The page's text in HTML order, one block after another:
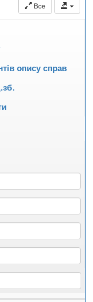
Все
опису справ